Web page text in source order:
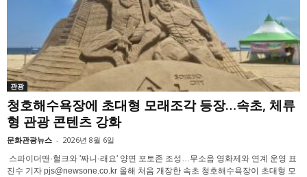
관광
청호해수욕장에 초대형 모래조각 등장…속초, 체류
형 관광 콘텐츠 강화
문화관광뉴스 - 2026년 8월 6일
스파이더맨·헐크와 '짜니·래요' 양면 포토존 조성…무소음 영화제와 연계 운영 표
진수 기자 pjs@newsone.co.kr 올해 처음 개장한 속초 청호해수욕장이 초대형 모